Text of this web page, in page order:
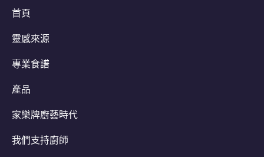
首頁
靈感來源
專業食譜
產品
家樂牌廚藝時代
我們支持廚師